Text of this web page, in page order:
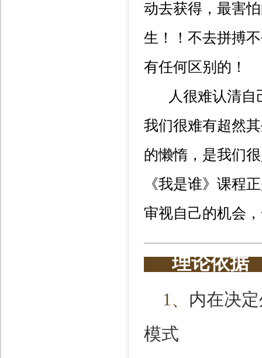
动去获得，最害
生！！不去拼搏
有任何区别的！
人很难认清自
我们很难有超然
的懒惰，是我们
《我是谁》课程
审视自己的机会
理论依
1 、 内在决
模式